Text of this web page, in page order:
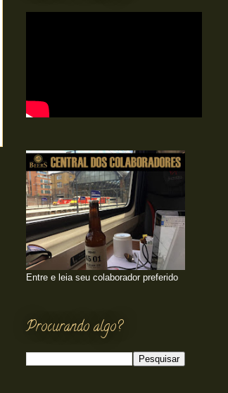
Entre e leia seu colaborador preferido
Procurando algo?